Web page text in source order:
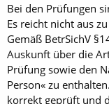
Bei den Prüfungen
Es reicht nicht aus
Gemäß BetrSichV
Auskunft über die
Prüfung sowie den
Person« zu
korrekt geprüft und